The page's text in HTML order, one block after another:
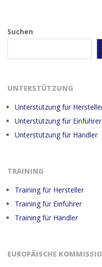
Suchen
UNTERSTÜTZUNG
Unterstützung für
Unterstützung für Einführer
Unterstützung für Händler
TRAINING
Training für Hersteller
Training für Einführer
Training für Händler
EUROPÄISCHE